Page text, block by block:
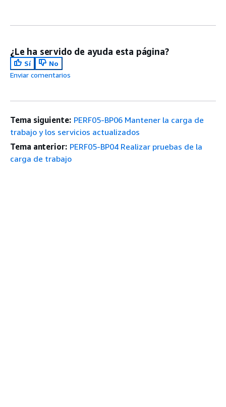
¿Le ha servido de ayuda esta página?
Sí
No
Enviar comentarios
Tema siguiente: PERF05-BP06 Mantener la carga de
trabajo y los servicios actualizados
Tema anterior: PERF05-BP04 Realizar pruebas de la
carga de trabajo